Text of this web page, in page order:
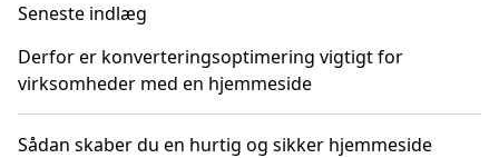
Seneste indlæg
Derfor er konverteringsoptimering vigtigt for
virksomheder med en hjemmeside
Sådan skaber du en hurtig og sikker hjemmeside